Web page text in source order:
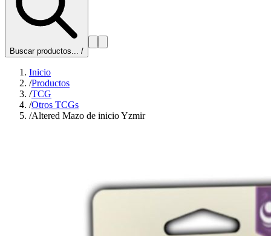
Buscar productos... /
Inicio
/Productos
/TCG
/Otros TCGs
/Altered Mazo de inicio Yzmir